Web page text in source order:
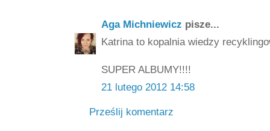
Aga Michniewicz pisze...
Katrina to kopalnia wiedzy
SUPER ALBUMY!!!!
21 lutego 2012 14:58
Prześlij komentarz